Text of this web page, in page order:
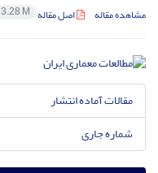
مشاهده مقاله اصل مقاله 3.28 M
مقالات آماده انتشار
شماره جاری